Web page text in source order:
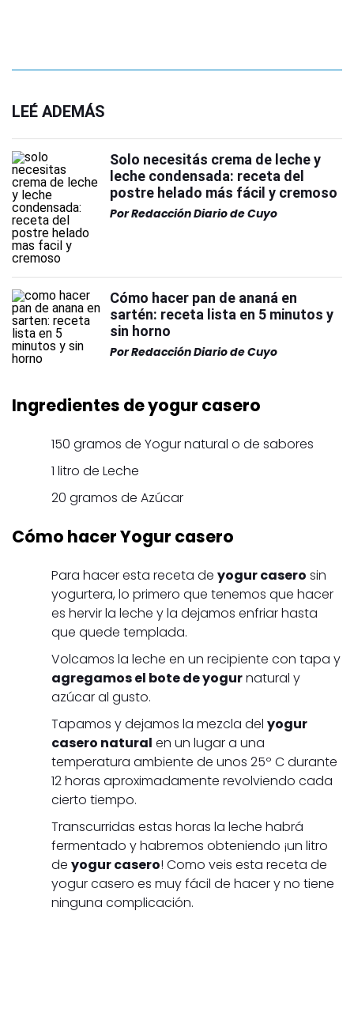
LEÉ ADEMÁS
Solo necesitás crema de leche y
leche condensada: receta del
postre helado más fácil y cremoso
PorRedacción Diario de Cuyo
Cómo hacer pan de ananá en
sartén: receta lista en 5 minutos y
sin horno
PorRedacción Diario de Cuyo
Ingredientes de yogur casero
150 gramos de Yogur natural o de sabores
1 litro de Leche
20 gramos de Azúcar
Cómo hacer Yogur casero
Para hacer esta receta de yogur casero sin
yogurtera, lo primero que tenemos que hacer
es hervir la leche y la dejamos enfriar hasta
que quede templada.
Volcamos la leche en un recipiente con tapa y
agregamos el bote de yogurnatural y
azúcar al gusto.
Tapamos y dejamos la mezcla del yogur
casero natural en un lugar a una
temperatura ambiente de unos 25º C durante
12 horas aproximadamente revolviendo cada
cierto tiempo.
Transcurridas estas horas la leche habrá
fermentado y habremos obteniendo ¡un litro
de yogur casero! Como veis esta receta de
yogur casero es muy fácil de hacer y no tiene
ninguna complicación.